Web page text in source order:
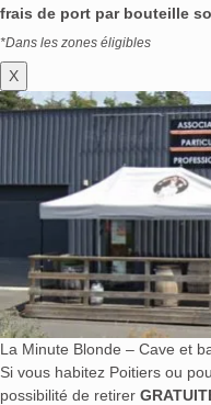
frais de port par bouteille
*Dans les zones éligibles
X
La Minute Blonde – Cave et
Si vous habitez Poitiers ou
possibilité de retirer